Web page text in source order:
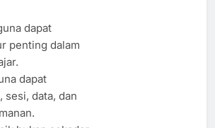
dapat
penting dalam
dapat
sesi, data, dan